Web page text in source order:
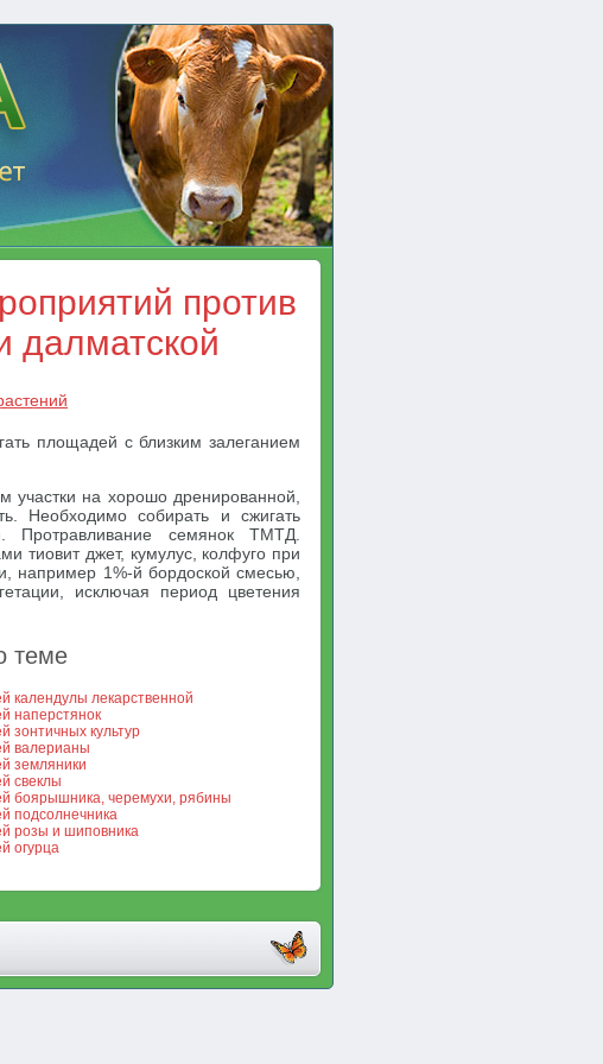
против
далматской
площадей с близким залеганием
на хорошо дренированной,
Необходимо собирать и сжигать
Протравливание семянок ТМТД.
тиовит джет, кумулус, колфуго при
например 1%-й бордоской смесью,
исключая период цветения
теме
календулы лекарственной
наперстянок
зонтичных культур
валерианы
земляники
свеклы
боярышника, черемухи, рябины
подсолнечника
розы и шиповника
огурца